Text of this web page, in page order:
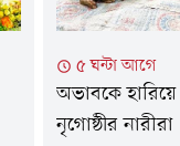
৫ ঘন্টা আগে
অভাবকে হারিয়ে
নৃগোষ্ঠীর নারীরা